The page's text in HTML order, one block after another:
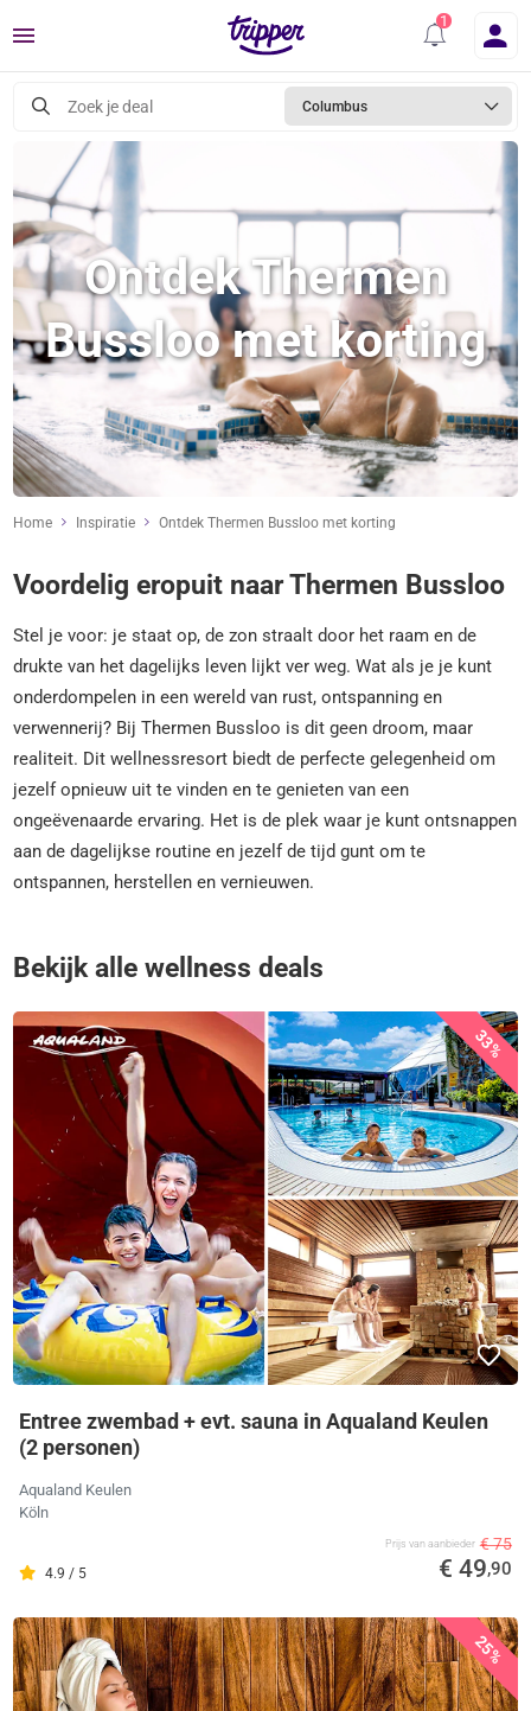
Menu
Zoek je deal Columbus
Ontdek Thermen
Bussloo met korting
Home Inspiratie Ontdek Thermen Bussloo met korting
Voordelig eropuit naar Thermen Bussloo
Stel je voor: je staat op, de zon straalt door het raam en de
drukte van het dagelijks leven lijkt ver weg. Wat als je je kunt
onderdompelen in een wereld van rust, ontspanning en
verwennerij? Bij Thermen Bussloo is dit geen droom, maar
realiteit. Dit wellnessresort biedt de perfecte gelegenheid om
jezelf opnieuw uit te vinden en te genieten van een
ongeëvenaarde ervaring. Het is de plek waar je kunt ontsnappen
aan de dagelijkse routine en jezelf de tijd gunt om te
ontspannen, herstellen en vernieuwen.
Bekijk alle wellness deals
33%
Entree zwembad + evt. sauna in Aqualand Keulen
(2 personen)
Aqualand Keulen
Köln
4.9 / 5
Prijs van aanbieder € 75
€ 49,90
25%